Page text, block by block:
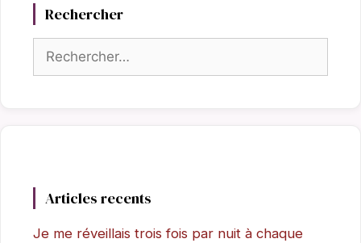
Rechercher
Rechercher :
Articles recents
Je me réveillais trois fois par nuit à chaque